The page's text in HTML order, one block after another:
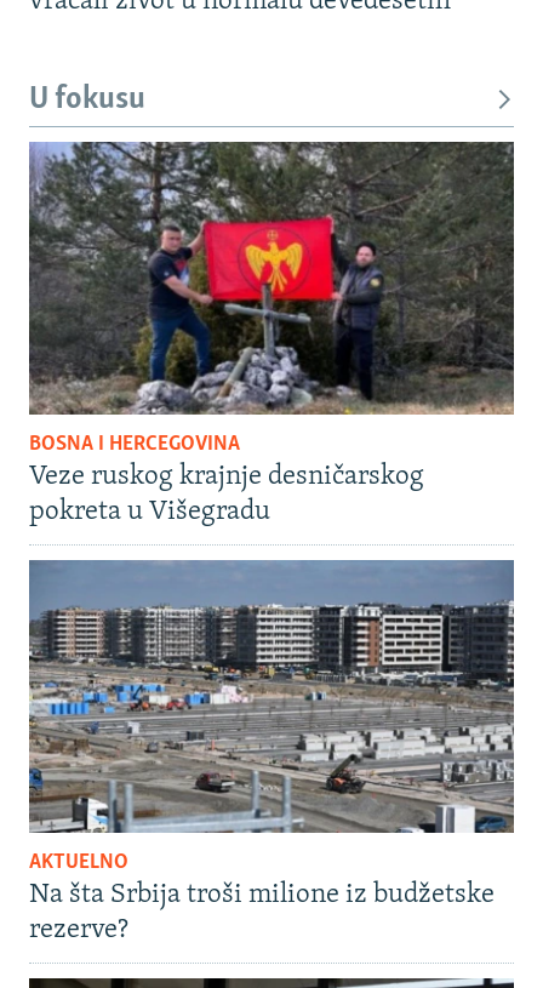
U fokusu
BOSNA I HERCEGOVINA
Veze ruskog krajnje desničarskog
pokreta u Višegradu
AKTUELNO
Na šta Srbija troši milione iz budžetske
rezerve?